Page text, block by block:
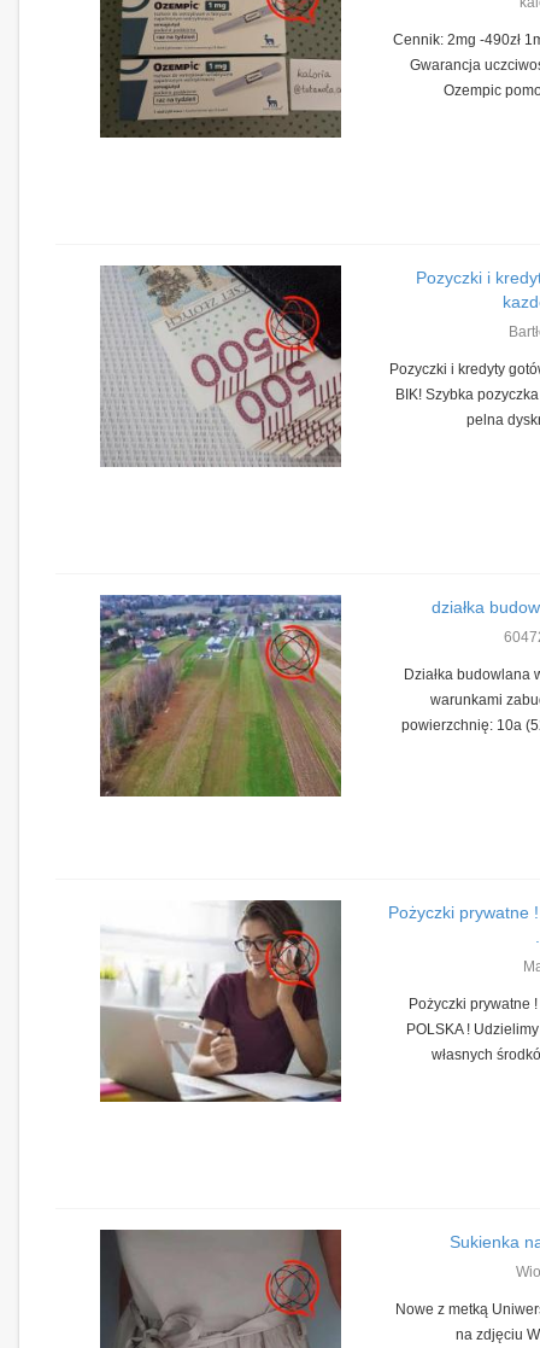
Cennik: 2mg -490zł
Gwarancja
Ozempic
Pozyczki i
Pozyczki i kredyty
BIK! Szybka
pelna
działka
Działka budowlana
warunkami
powierzchnię: 10a
Pożyczki prywatne
Pożyczki prywatne
POLSKA !
własnych
Sukienka
Nowe z metką
na zdjęciu